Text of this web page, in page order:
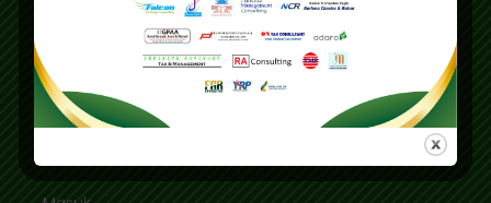
Graha Mas Fatmawati Blok B4-5 Cipete Utara,
Kec. Keb. Baru Jl. Fatmawati Raya
Jakarta Selatan 12410
sekretariat@ikpi.or.id